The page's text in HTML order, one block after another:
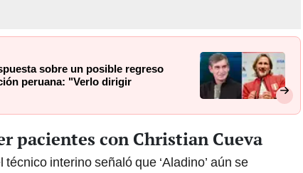
sobre un posible regreso
peruana: "Verlo dirigir
pacientes con Christian Cueva
interino señaló que ‘Aladino’ aún se